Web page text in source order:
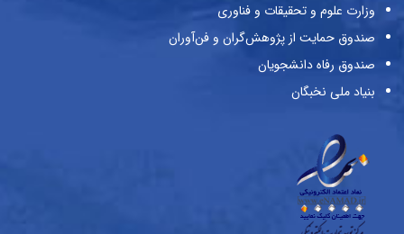
وزارت علوم و تحقیقات و فناوری
صندوق حمایت از پژوهش‌گران و فن‌آوران
صندوق رفاه دانشجویان
بنیاد ملی نخبگان